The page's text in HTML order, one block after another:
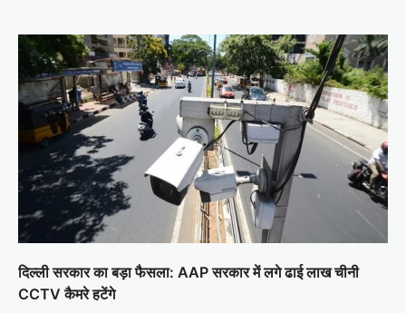
दिल्ली सरकार का बड़ा फैसला: AAP सरकार में लगे ढाई लाख चीनी
CCTV कैमरे हटेंगे